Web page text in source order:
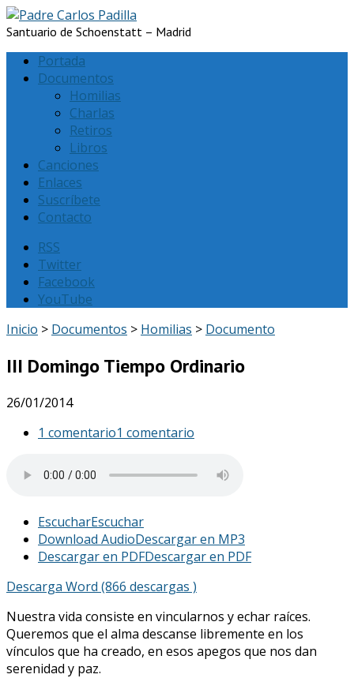
Santuario de Schoenstatt – Madrid
Portada
Documentos
Homilias
Charlas
Retiros
Libros
Canciones
Enlaces
Suscríbete
Contacto
RSS
Twitter
Facebook
YouTube
Inicio > Documentos > Homilias > Documento
III Domingo Tiempo Ordinario
26/01/2014
1 comentario1 comentario
EscucharEscuchar
Download AudioDescargar en MP3
Descargar en PDFDescargar en PDF
Descarga Word (866 descargas )
Nuestra vida consiste en vincularnos y echar raíces.
Queremos que el alma descanse libremente en los
vínculos que ha creado, en esos apegos que nos dan
serenidad y paz.